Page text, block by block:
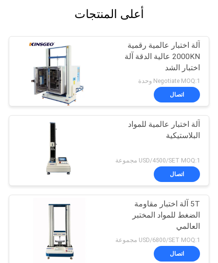
أعلى المنتجات
آلة اختبار عالمية رقمية
2000KN عالية الدقة آلة
اختبار الشد
Negotiate MOQ:1 وحدة
اتصال
آلة اختبار عالمية للمواد
البلاستيكية
USD/4500/SET MOQ:1 مجموعة
اتصال
5T آلة اختبار مقاومة
الضغط للمواد المختبر
العالمي
USD/6800/SET MOQ:1 مجموعة
اتصال